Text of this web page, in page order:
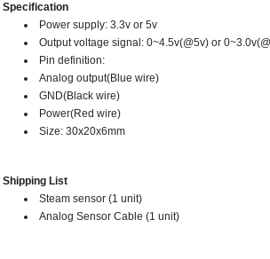
Specification
Power supply: 3.3v or 5v
Output voltage signal: 0~4.5v(@5v) or
Pin definition:
Analog output(Blue wire)
GND(Black wire)
Power(Red wire)
Size: 30x20x6mm
Shipping List
Steam sensor (1 unit)
Analog Sensor Cable (1 unit)